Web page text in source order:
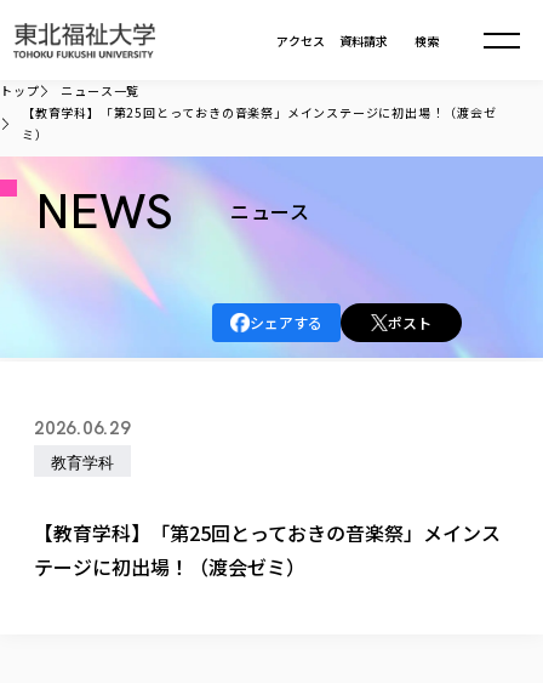
資料請求
アクセス 検索
大学理念
各種方針
大学の概要
大学の歩み
学生・教職員・卒業生数
校歌の歴史
校章・マーク・カラー
大学の取り組み
大学の取り組み
カリキュラム編成ガイドライン
本学のシラバスについて
情報公開
寄附行為
学部・大学院
学部・大学院TOP
総合福祉学部
福祉行政学科
共生まちづくり学部
共生まちづくり学部
教育学部
教育学科
健康科学部
入学試験
進学相談会
就職状況
取得可能な資格・免許
課外活動 TOP
国際交流
トップ
ニュース一覧
【教育学科】「第25回とっておきの音楽祭」メインステージに初出場！（渡会ゼ
ミ）
NEWS ニュース
シェアする ポスト
2026.06.29
教育学科
【教育学科】「第25回とっておきの音楽祭」メインス
テージに初出場！（渡会ゼミ）